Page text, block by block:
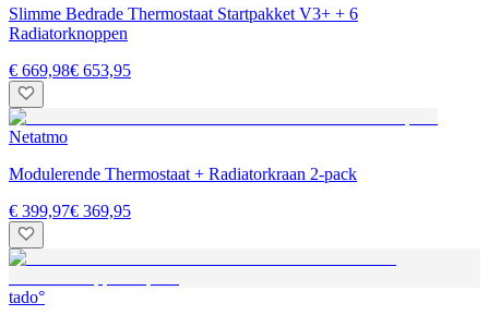
Slimme Bedrade Thermostaat Startpakket V3+ + 6
Radiatorknoppen
€ 669,98€ 653,95
Netatmo
Modulerende Thermostaat + Radiatorkraan 2-pack
€ 399,97€ 369,95
tado°